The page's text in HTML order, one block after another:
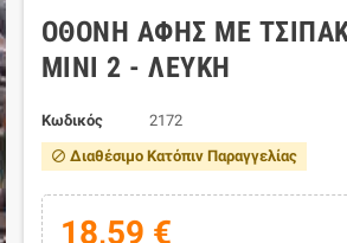
ΟΘΌΝΗ ΑΦΉΣ ΜΕ
MINI 2 - ΛΕΥΚΉ
Κωδικός 2172
block Διαθέσιμο Κατόπιν Παραγγελίας
18,59 €